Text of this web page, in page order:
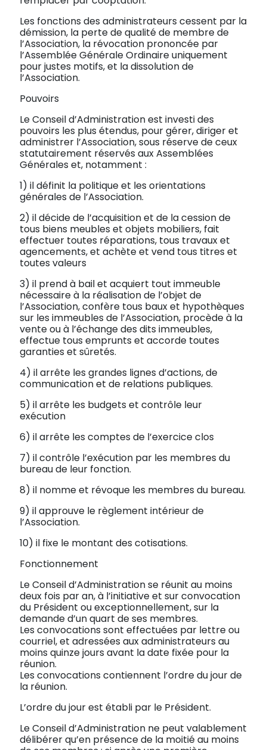
Les fonctions des administrateurs cessent par la
démission, la perte de qualité de membre de
l’Association, la révocation prononcée par
l’Assemblée Générale Ordinaire uniquement
pour justes motifs, et la dissolution de
l’Association.
Pouvoirs
Le Conseil d’Administration est investi des
pouvoirs les plus étendus, pour gérer, diriger et
administrer l’Association, sous réserve de ceux
statutairement réservés aux Assemblées
Générales et, notamment :
1) il définit la politique et les orientations
générales de l’Association.
2) il décide de l’acquisition et de la cession de
tous biens meubles et objets mobiliers, fait
effectuer toutes réparations, tous travaux et
agencements, et achète et vend tous titres et
toutes valeurs
3) il prend à bail et acquiert tout immeuble
nécessaire à la réalisation de l’objet de
l’Association, confère tous baux et hypothèques
sur les immeubles de l’Association, procède à la
vente ou à l’échange des dits immeubles,
effectue tous emprunts et accorde toutes
garanties et sûretés.
4) il arrête les grandes lignes d’actions, de
communication et de relations publiques.
5) il arrête les budgets et contrôle leur
exécution
6) il arrête les comptes de l’exercice clos
7) il contrôle l’exécution par les membres du
bureau de leur fonction.
8) il nomme et révoque les membres du bureau.
9) il approuve le règlement intérieur de
l’Association.
10) il fixe le montant des cotisations.
Fonctionnement
Le Conseil d’Administration se réunit au moins
deux fois par an, à l’initiative et sur convocation
du Président ou exceptionnellement, sur la
demande d’un quart de ses membres.
Les convocations sont effectuées par lettre ou
courriel, et adressées aux administrateurs au
moins quinze jours avant la date fixée pour la
réunion.
Les convocations contiennent l’ordre du jour de
la réunion.
L’ordre du jour est établi par le Président.
Le Conseil d’Administration ne peut valablement
délibérer qu’en présence de la moitié au moins